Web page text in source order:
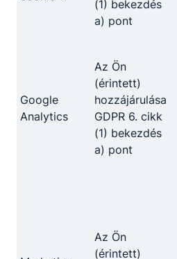
(1) bekezdés
a) pont
Google
Analytics
Az Ön
(érintett)
hozzájárulása
GDPR 6. cikk
(1) bekezdés
a) pont
Az Ön
(érintett)